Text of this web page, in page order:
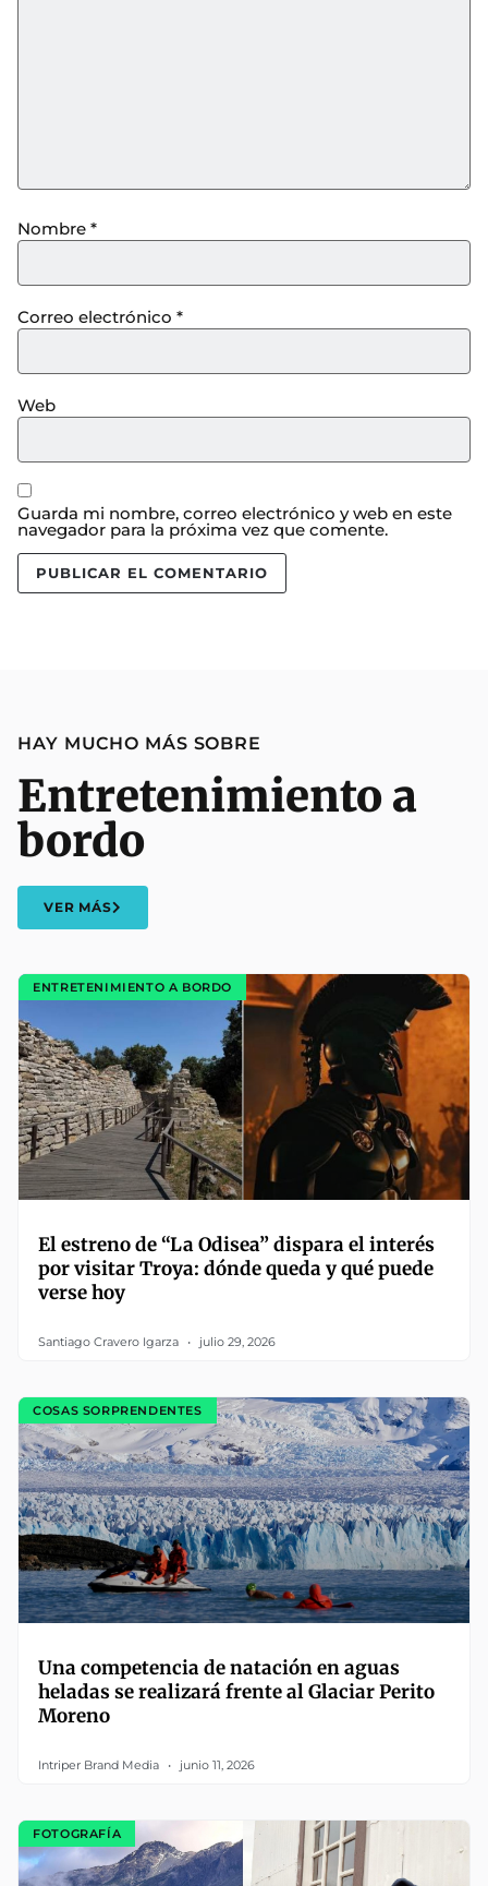
Nombre *
Correo electrónico *
Web
Guarda mi nombre, correo electrónico y web en este
navegador para la próxima vez que comente.
HAY MUCHO MÁS SOBRE
Entretenimiento a
bordo
VER MÁS
ENTRETENIMIENTO A BORDO
El estreno de “La Odisea” dispara el interés
por visitar Troya: dónde queda y qué puede
verse hoy
Santiago Cravero Igarza julio 29, 2026
COSAS SORPRENDENTES
Una competencia de natación en aguas
heladas se realizará frente al Glaciar Perito
Moreno
Intriper Brand Media junio 11, 2026
FOTOGRAFÍA